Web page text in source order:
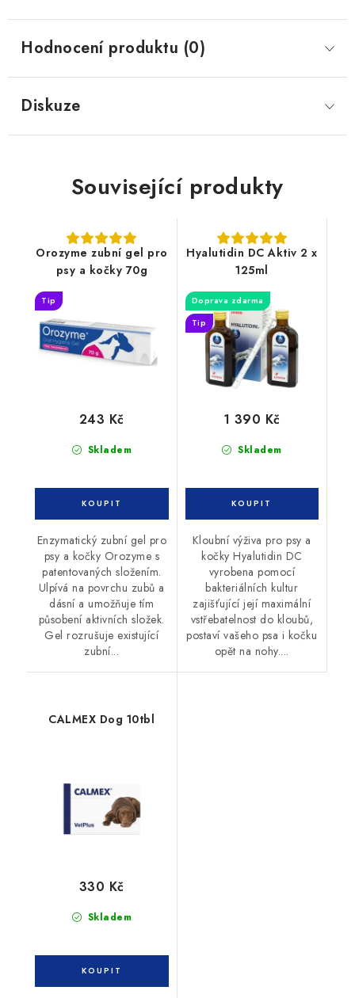
Hodnocení produktu (0)
Diskuze
Související produkty
Orozyme zubní gel pro
psy a kočky 70g
Tip
Skladem
243 Kč
Enzymatický zubní gel pro
psy a kočky Orozyme s
patentovaných složením.
Ulpívá na povrchu zubů a
dásní a umožňuje tím
působení aktivních složek.
Gel rozrušuje existující
zubní...
Hyalutidin DC Aktiv 2 x
125ml
Doprava zdarma
Tip
Skladem
1 390 Kč
Kloubní výživa pro psy a
kočky Hyalutidin DC
vyrobena pomocí
bakteriálních kultur
zajišťující její maximální
vstřebatelnost do kloubů,
postaví vašeho psa i kočku
opět na nohy....
CALMEX Dog 10tbl
Skladem
330 Kč